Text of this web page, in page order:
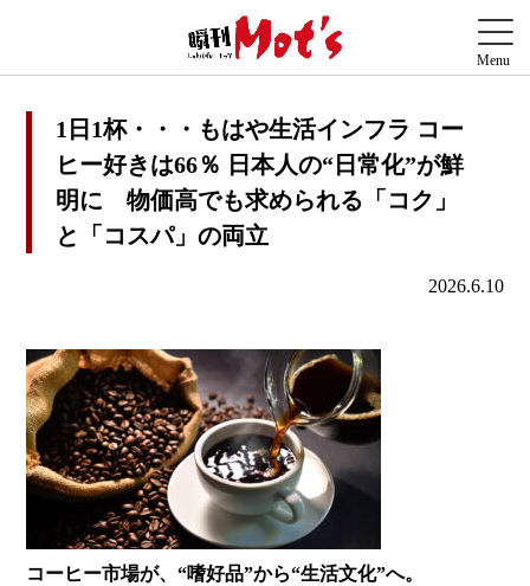
1日1杯・・・もはや生活インフラ コー
ヒー好きは66％ 日本人の“日常化”が鮮
明に 物価高でも求められる「コク」
と「コスパ」の両立
2026.6.10
コーヒー市場が、“嗜好品”から“生活文化”へ。